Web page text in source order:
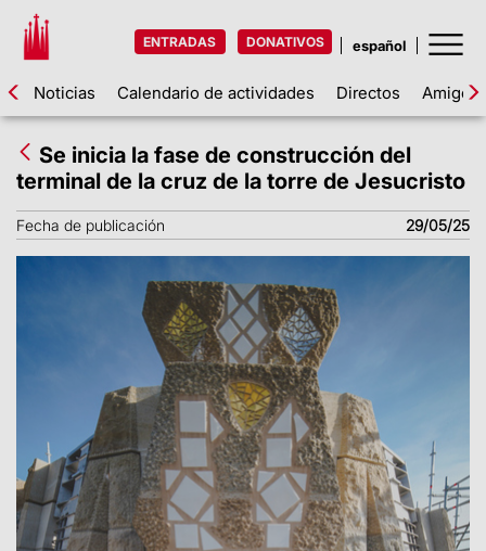
ENTRADAS DONATIVOS
Noticias Calendario de actividades Directos Amigos
Se inicia la fase de construcción del
terminal de la cruz de la torre de Jesucristo
Fecha de publicación 29/05/25